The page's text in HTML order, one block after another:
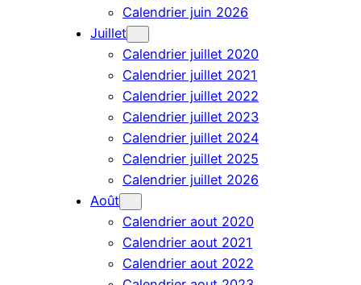
Calendrier juin 2026
Juillet
Calendrier juillet 2020
Calendrier juillet 2021
Calendrier juillet 2022
Calendrier juillet 2023
Calendrier juillet 2024
Calendrier juillet 2025
Calendrier juillet 2026
Août
Calendrier aout 2020
Calendrier aout 2021
Calendrier aout 2022